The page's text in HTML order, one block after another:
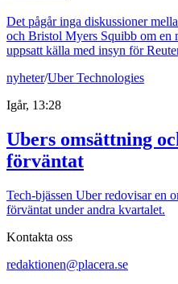
Det pågår inga diskussioner
och Bristol Myers Squibb om en
uppsatt källa med insyn för
nyheter/Uber Technologies
Igår, 13:28
Ubers omsättning
förväntat
Tech-bjässen Uber redovisar en
förväntat under andra kvartalet.
Kontakta oss
redaktionen@placera.se